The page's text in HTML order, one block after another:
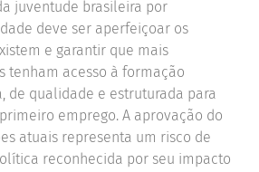
juventude brasileira por
deve ser aperfeiçoar os
e garantir que mais
tenham acesso à formação
de qualidade e estruturada para
emprego. A aprovação do
atuais representa um risco de
reconhecida por seu impacto